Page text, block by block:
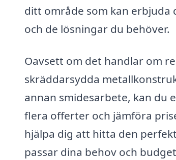
ditt område som kan erbjuda
och de lösningar du behöver.
Oavsett om det handlar om
skräddarsydda
annan smidesarbete, kan du
flera offerter och jämföra
hjälpa dig att hitta den
passar dina behov och